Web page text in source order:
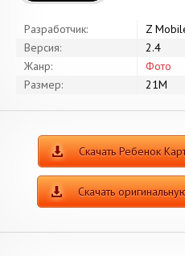
Разработчик:
Z
Версия:
2.4
Жанр:
Фото
Размер:
21M
Скачать Ребенок
Скачать